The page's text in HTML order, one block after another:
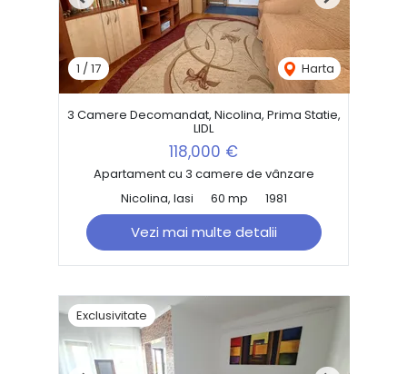
1 / 17 Harta
3 Camere Decomandat, Nicolina, Prima Statie,
LIDL
118,000 €
Apartament cu 3 camere de vânzare
Nicolina, Iasi
60 mp 1981
Vezi mai multe detalii
Exclusivitate